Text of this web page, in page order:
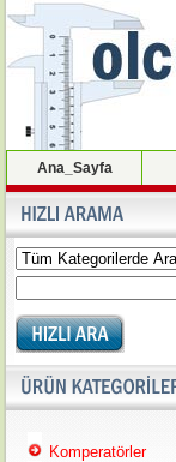
Ana_Sayfa
Komperatörler